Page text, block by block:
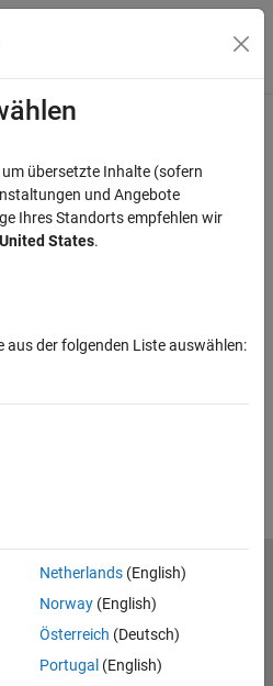
Canvas-
was this information?
um übersetzte Inhalte (sofern
und Angebote
Ihres Standorts empfehlen wir
United States.
aus der folgenden Liste auswählen:
Netherlands(English)
Norway(English)
Österreich (Deutsch)
Portugal (English)
Datenschutz-Richtlinien
Status von Anwendungen
Inc.